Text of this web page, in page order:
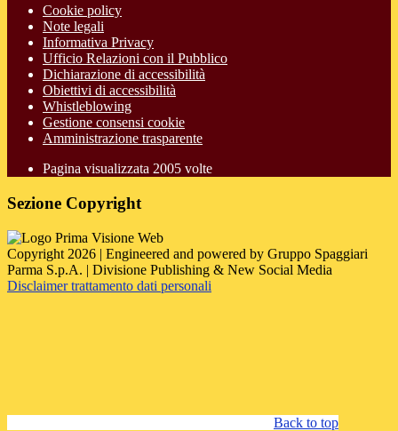
Cookie policy
Note legali
Informativa Privacy
Ufficio Relazioni con il Pubblico
Dichiarazione di accessibilità
Obiettivi di accessibilità
Whistleblowing
Gestione consensi cookie
Amministrazione trasparente
Pagina visualizzata 2005 volte
Sezione Copyright
Copyright 2026 | Engineered and powered by Gruppo Spaggiari
Parma S.p.A. | Divisione Publishing & New Social Media
Disclaimer trattamento dati personali
Back to top